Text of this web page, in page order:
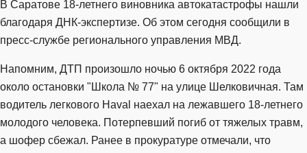
В Саратове 18-летнего виновника автокатастрофы нашли
благодаря ДНК-экспертизе. Об этом сегодня сообщили в
пресс-службе регионального управления МВД.
Напомним, ДТП произошло ночью 6 октября 2022 года
около остановки "Школа № 77" на улице Шелковичная. Там
водитель легкового Haval наехал на лежавшего 18-летнего
молодого человека. Потерпевший погиб от тяжелых травм,
а шофер сбежал. Ранее в прокуратуре отмечали, что